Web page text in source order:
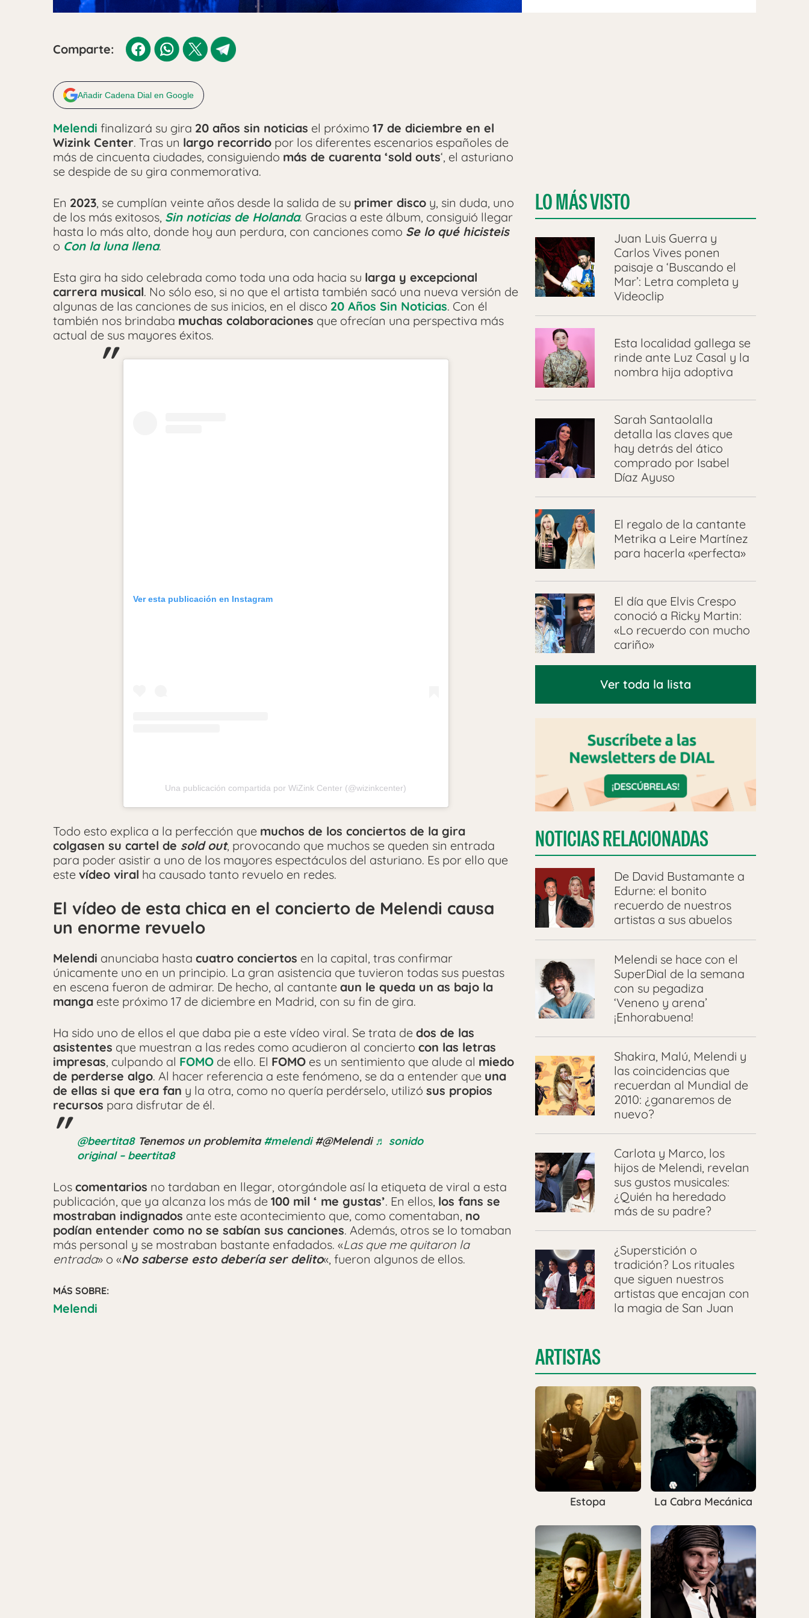
Comparte:
Añadir Cadena Dial en Google
Melendi finalizará su gira 20 años sin noticias el próximo 17 de diciembre en el
Wizink Center. Tras un largo recorrido por los diferentes escenarios españoles de
más de cincuenta ciudades, consiguiendo más de cuarenta ‘sold outs‘, el asturiano
se despide de su gira conmemorativa.
En 2023, se cumplían veinte años desde la salida de su primer disco y, sin duda, uno
de los más exitosos, Sin noticias de Holanda. Gracias a este álbum, consiguió llegar
hasta lo más alto, donde hoy aun perdura, con canciones como Se lo qué hicisteis
o Con la luna llena.
Esta gira ha sido celebrada como toda una oda hacia su larga y excepcional
carrera musical. No sólo eso, si no que el artista también sacó una nueva versión de
algunas de las canciones de sus inicios, en el disco 20 Años Sin Noticias. Con él
también nos brindaba muchas colaboraciones que ofrecían una perspectiva más
actual de sus mayores éxitos.
Ver esta publicación en Instagram
Una publicación compartida por WiZink Center (@wizinkcenter)
Todo esto explica a la perfección que muchos de los conciertos de la gira
colgasen su cartel de sold out, provocando que muchos se queden sin entrada
para poder asistir a uno de los mayores espectáculos del asturiano. Es por ello que
este vídeo viral ha causado tanto revuelo en redes.
El vídeo de esta chica en el concierto de Melendi causa
un enorme revuelo
Melendi anunciaba hasta cuatro conciertos en la capital, tras confirmar
únicamente uno en un principio. La gran asistencia que tuvieron todas sus puestas
en escena fueron de admirar. De hecho, al cantante aun le queda un as bajo la
manga este próximo 17 de diciembre en Madrid, con su fin de gira.
Ha sido uno de ellos el que daba pie a este vídeo viral. Se trata de dos de las
asistentes que muestran a las redes como acudieron al concierto con las letras
impresas, culpando al FOMO de ello. El FOMO es un sentimiento que alude al miedo
de perderse algo. Al hacer referencia a este fenómeno, se da a entender que una
de ellas si que era fan y la otra, como no quería perdérselo, utilizó sus propios
recursos para disfrutar de él.
@beertita8Tenemos un problemita#melendi#@Melendi♬ sonido
original – beertita8
Los comentarios no tardaban en llegar, otorgándole así la etiqueta de viral a esta
publicación, que ya alcanza los más de 100 mil ‘ me gustas’. En ellos, los fans se
mostraban indignados ante este acontecimiento que, como comentaban, no
podían entender como no se sabían sus canciones. Además, otros se lo tomaban
más personal y se mostraban bastante enfadados. «Las que me quitaron la
entrada» o «No saberse esto debería ser delito«, fueron algunos de ellos.
MÁS SOBRE:
Melendi
LO MÁS VISTO
Juan Luis Guerra y
Carlos Vives ponen
paisaje a ‘Buscando el
Mar’: Letra completa y
Videoclip
Esta localidad gallega se
rinde ante Luz Casal y la
nombra hija adoptiva
Sarah Santaolalla
detalla las claves que
hay detrás del ático
comprado por Isabel
Díaz Ayuso
El regalo de la cantante
Metrika a Leire Martínez
para hacerla «perfecta»
El día que Elvis Crespo
conoció a Ricky Martin:
«Lo recuerdo con mucho
cariño»
Ver toda la lista
NOTICIAS RELACIONADAS
De David Bustamante a
Edurne: el bonito
recuerdo de nuestros
artistas a sus abuelos
Melendi se hace con el
SuperDial de la semana
con su pegadiza
‘Veneno y arena’
¡Enhorabuena!
Shakira, Malú, Melendi y
las coincidencias que
recuerdan al Mundial de
2010: ¿ganaremos de
nuevo?
Carlota y Marco, los
hijos de Melendi, revelan
sus gustos musicales:
¿Quién ha heredado
más de su padre?
¿Superstición o
tradición? Los rituales
que siguen nuestros
artistas que encajan con
la magia de San Juan
ARTISTAS
Estopa La Cabra Mecánica